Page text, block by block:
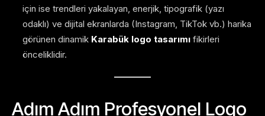
için ise trendleri yakalayan, enerjik, tipografik (yazı
odaklı) ve dijital ekranlarda (Instagram, TikTok vb.) harika
görünen dinamik Karabük logo tasarımı fikirleri
önceliklidir.
Adım Adım Profesyonel Logo